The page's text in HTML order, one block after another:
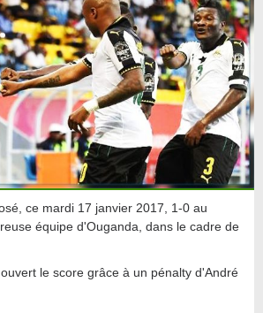
ce mardi 17 janvier 2017, 1-0 au
équipe d'Ouganda, dans le cadre de
le score grâce à un pénalty d'André